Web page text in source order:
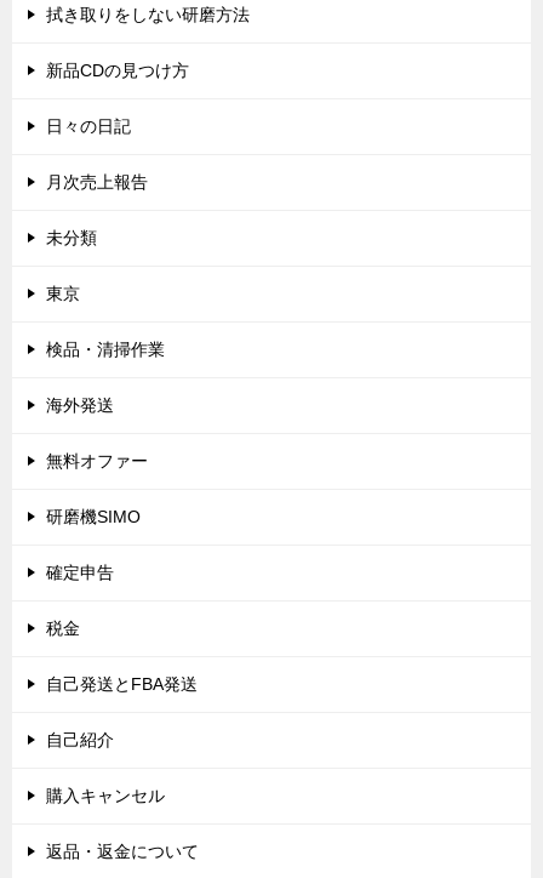
拭き取りをしない研磨方法
新品CDの見つけ方
日々の日記
月次売上報告
未分類
東京
検品・清掃作業
海外発送
無料オファー
研磨機SIMO
確定申告
税金
自己発送とFBA発送
自己紹介
購入キャンセル
返品・返金について